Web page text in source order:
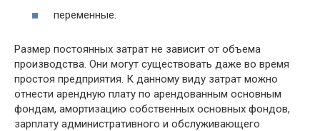
переменные.
Размер постоянных затрат не зависит от объема
производства. Они могут существовать даже во время
простоя предприятия. К данному виду затрат можно
отнести арендную плату по арендованным основным
фондам, амортизацию собственных основных фондов,
зарплату административного и обслуживающего